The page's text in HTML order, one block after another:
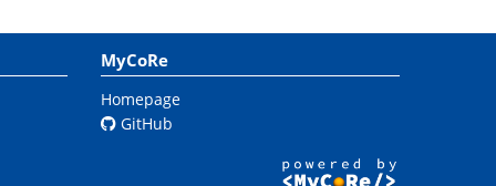
MyCoRe
Homepage
GitHub